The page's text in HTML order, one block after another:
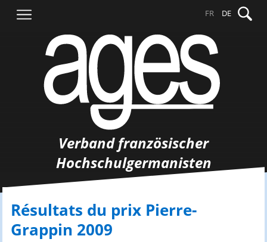
Inhalt
nach:
FR DE
Verband französischer
Hochschulgermanisten
Résultats du prix Pierre-
Grappin 2009